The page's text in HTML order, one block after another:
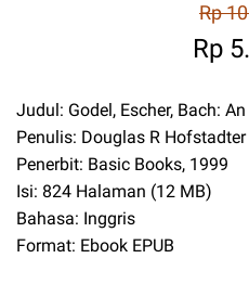
Rp
Rp
Judul: Godel, Escher, Bach:
Penulis: Douglas R Hofstadter
Penerbit: Basic Books, 1999
Isi: 824 Halaman (12 MB)
Bahasa: Inggris
Format: Ebook EPUB